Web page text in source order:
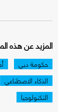
المزيد عن هذه
حكومة دبي
الذكاء الاصطناعي
التكنولوجيا